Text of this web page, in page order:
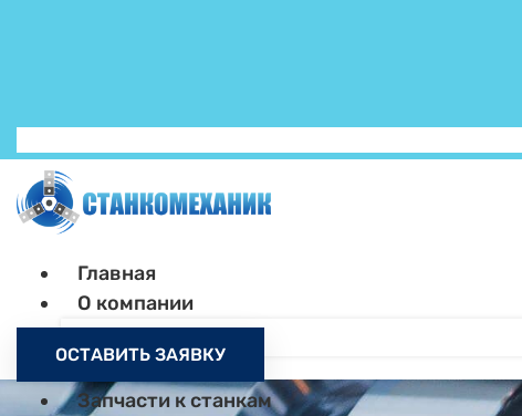
Главная
О компании
Запчасти к станкам
ОСТАВИТЬ ЗАЯВКУ